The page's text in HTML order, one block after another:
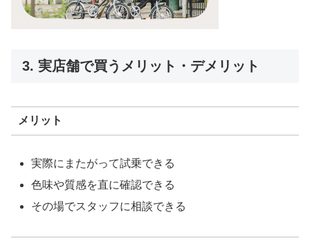
3. 実店舗で買うメリット・デメリット
メリット
実際にまたがって試乗できる
色味や質感を直に確認できる
その場でスタッフに相談できる